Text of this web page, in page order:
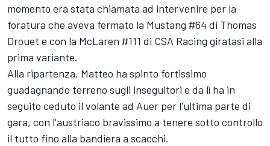
momento era stata chiamata ad intervenire per la
foratura che aveva fermato la Mustang #64 di Thomas
Drouet e con la McLaren #111 di CSA Racing giratasi alla
prima variante.
Alla ripartenza, Matteo ha spinto fortissimo
guadagnando terreno sugli inseguitori e da lì ha in
seguito ceduto il volante ad Auer per l'ultima parte di
gara, con l'austriaco bravissimo a tenere sotto controllo
il tutto fino alla bandiera a scacchi.